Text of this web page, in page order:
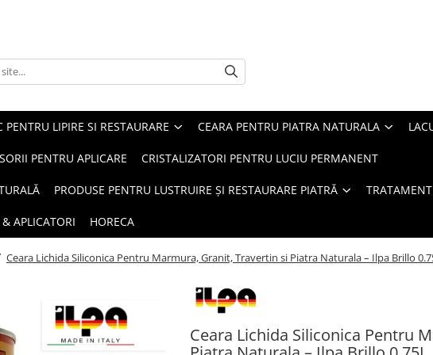
PENTRU LIPIRE SI RESTAURARE CEARA PENTRU PIATRA NATURALA
PENTRU APLICARE CRISTALIZATORI PENTRU LUCIU PERMANENT
PRODUSE PENTRU LUSTRUIRE ȘI RESTAURARE PIATRĂ
APLICATORI HORECA
Ceara Lichida Siliconica Pentru Marmura, Granit, Travertin si Piatra Naturala – Ilpa Brillo
Ceara Lichida Siliconica Pentru